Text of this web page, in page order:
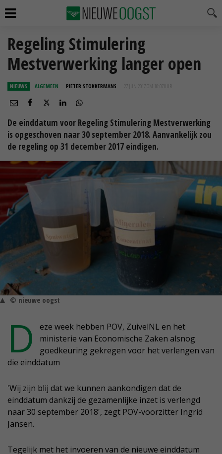
Regeling Stimulering
Mestverwerking langer open
NIEUWS ALGEMEEN PIETER STOKKERMANS 27 JUN 2017 OM 10:07
De einddatum voor Regeling Stimulering Mestverwerking
is opgeschoven naar 30 september 2018. Aanvankelijk zou
de regeling op 31 december 2017 eindigen.
© nieuwe oogst
D
eze week hebben POV, ZuivelNL en het
ministerie van Economische Zaken alsnog
goedkeuring gekregen voor het verlengen van
die einddatum
'Wij zijn blij dat we kunnen aankondigen dat de
einddatum dankzij de gezamenlijke inzet is verlengd
naar 30 september 2018', zegt POV-voorzitter Ingrid
Jansen.
Tegelijk met het invoeren van de nieuwe einddatum